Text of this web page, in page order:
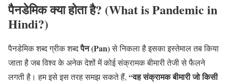
पैनडेमिक क्या होता है? (What is Pandemic in
Hindi?)
पैनडेमिक शब्द ग्रीक शब्दपैन (Pan)से निकला है इसका इस्तेमाल तब किया
जाता है जब विश्व के अनेक देशों में कोई संक्रामक बीमारी तेजी से फैलने
लगती है। हम इसे इस तरह समझ सकते हैं, “वह संक्रामक बीमारी जो किसी